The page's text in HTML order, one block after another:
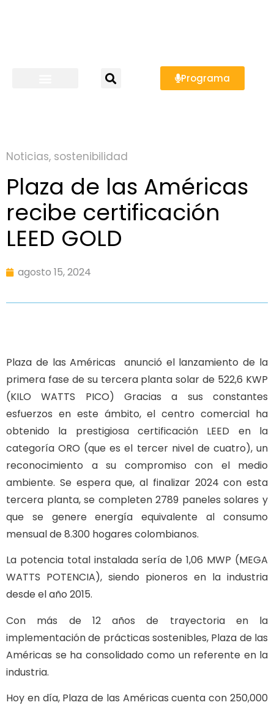
Programa
Noticias, sostenibilidad
Plaza de las Américas
recibe certificación
LEED GOLD
agosto 15, 2024
Plaza de las Américas anunció el lanzamiento de la
primera fase de su tercera planta solar de 522,6 KWP
(KILO WATTS PICO) Gracias a sus constantes
esfuerzos en este ámbito, el centro comercial ha
obtenido la prestigiosa certificación LEED en la
categoría ORO (que es el tercer nivel de cuatro), un
reconocimiento a su compromiso con el medio
ambiente. Se espera que, al finalizar 2024 con esta
tercera planta, se completen 2789 paneles solares y
que se genere energía equivalente al consumo
mensual de 8.300 hogares colombianos.
La potencia total instalada sería de 1,06 MWP (MEGA
WATTS POTENCIA), siendo pioneros en la industria
desde el año 2015.
Con más de 12 años de trayectoria en la
implementación de prácticas sostenibles, Plaza de las
Américas se ha consolidado como un referente en la
industria.
Hoy en día, Plaza de las Américas cuenta con 250,000